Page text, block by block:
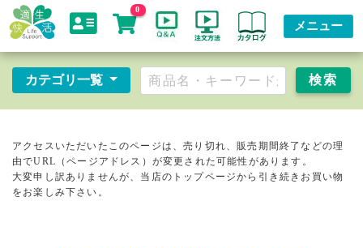
0
メニュー
カテゴリ一覧
アクセスいただいたこのページは、売り切れ、販売期間終了などの理
由でURL（ページアドレス）が変更された可能性があります。
大変申し訳ありませんが、当店のトップページから引き続きお買い物
をお楽しみ下さい。